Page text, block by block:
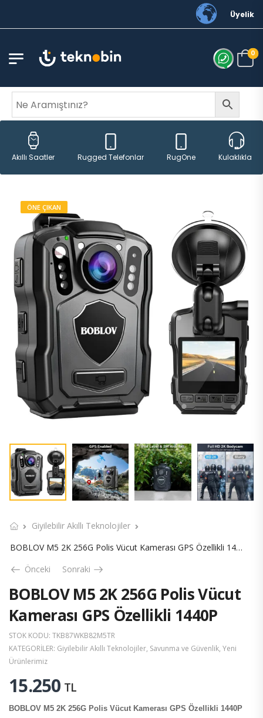
Üyelik
0
Akıllı Saatler Rugged Telefonlar RugOne Kulaklıklar
ÖNE ÇIKAN
Giyilebilir Akıllı Teknolojiler
BOBLOV M5 2K 256G Polis Vücut Kamerası GPS Özellikli 1440P
Önceki
Sonraki
BOBLOV M5 2K 256G Polis Vücut
Kamerası GPS Özellikli 1440P
STOK KODU: TKB87WKB82M5TR
KATEGORILER: Giyilebilir Akıllı Teknolojiler, Savunma ve Güvenlik, Yeni
Ürünlerimiz
15.250 TL
BOBLOV M5 2K 256G Polis Vücut Kamerası GPS Özellikli 1440P